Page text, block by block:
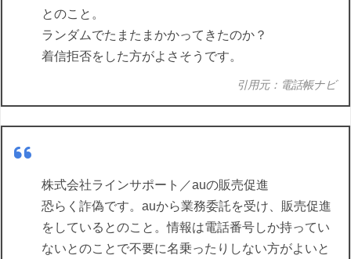
とのこと。
ランダムでたまたまかかってきたのか？
着信拒否をした方がよさそうです。
引用元：電話帳ナビ
株式会社ラインサポート／auの販売促進
恐らく詐偽です。auから業務委託を受け、販売促進
をしているとのこと。情報は電話番号しか持ってい
ないとのことで不要に名乗ったりしない方がよいと